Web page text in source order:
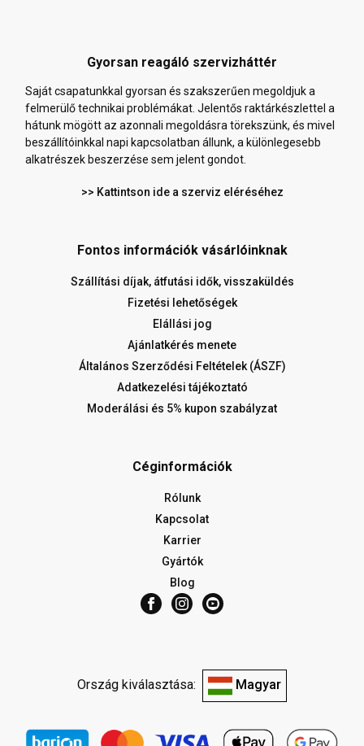
Gyorsan reagáló szervizháttér
Saját csapatunkkal gyorsan és szakszerűen megoldjuk a
felmerülő technikai problémákat. Jelentős raktárkészlettel a
hátunk mögött az azonnali megoldásra törekszünk, és mivel
beszállítóinkkal napi kapcsolatban állunk, a különlegesebb
alkatrészek beszerzése sem jelent gondot.
>> Kattintson ide a szerviz eléréséhez
Fontos információk vásárlóinknak
Szállítási díjak, átfutási idők, visszaküldés
Fizetési lehetőségek
Elállási jog
Ajánlatkérés menete
Általános Szerződési Feltételek (ÁSZF)
Adatkezelési tájékoztató
Moderálási és 5% kupon szabályzat
Céginformációk
Rólunk
Kapcsolat
Karrier
Gyártók
Blog
Ország kiválasztása: Magyar